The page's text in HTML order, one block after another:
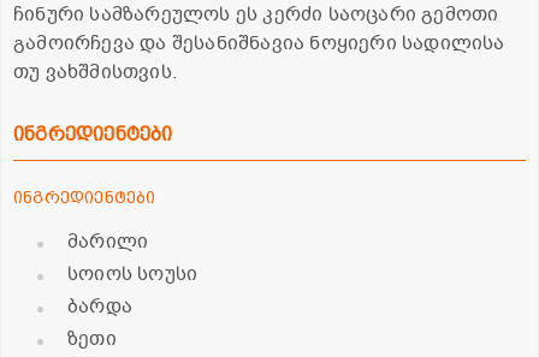
ჩინური სამზარეულოს ეს კერძი საოცარი გემოთი
გამოირჩევა და შესანიშნავია ნოყიერი სადილისა
თუ ვახშმისთვის.
ინგრედიენტები
ინგრედიენტები
მარილი
სოიოს სოუსი
ბარდა
ზეთი